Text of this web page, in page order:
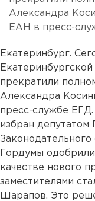
Александра
ЕАН в пресс-
Екатеринбург.
прекратили
Александра
пресс-службе
избран депутатом
Гордумы
качестве нового
заместителями
Шарапов. Это